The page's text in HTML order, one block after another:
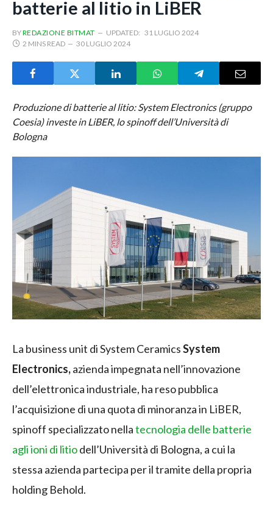
batterie al litio in LiBER
BYREDAZIONE BITMAT UPDATED: 31 LUGLIO 2024
2 MINS READ
30 LUGLIO 2024
Produzione di batterie al litio: System Electronics (gruppo
Coesia) investe in LiBER, lo spinoff dell’Università di
Bologna
La business unit di System CeramicsSystem
Electronics,azienda impegnata nell’innovazione
dell’elettronica industriale, ha reso pubblica
l’acquisizione di una quota di minoranza in LiBER,
spinoff specializzato nellatecnologia delle batterie
agli ioni di litiodell’Università di Bologna, a cui la
stessa azienda partecipa per il tramite della propria
holding Behold.